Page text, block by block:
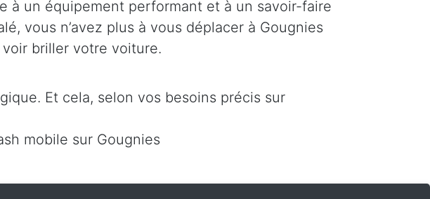
à un équipement performant et à un savoir-faire
vous n’avez plus à vous déplacer à Gougnies
voir briller votre voiture.
Et cela, selon vos besoins précis sur
mobile sur Gougnies